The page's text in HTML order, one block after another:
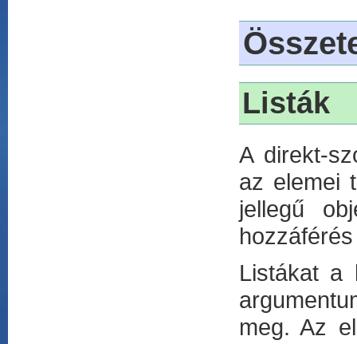
Listák
A direkt-
az elemei
jellegű
Listákat a
meg. Az